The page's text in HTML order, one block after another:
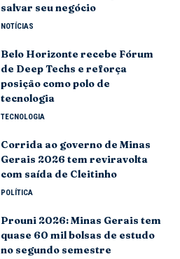
salvar seu negócio
NOTÍCIAS
Belo Horizonte recebe Fórum
de Deep Techs e reforça
posição como polo de
tecnologia
TECNOLOGIA
Corrida ao governo de Minas
Gerais 2026 tem reviravolta
com saída de Cleitinho
POLÍTICA
Prouni 2026: Minas Gerais tem
quase 60 mil bolsas de estudo
no segundo semestre